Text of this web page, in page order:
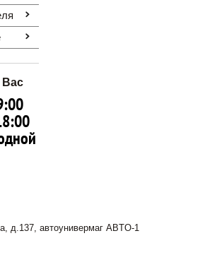
д.137, автоунивермаг ABTO-1